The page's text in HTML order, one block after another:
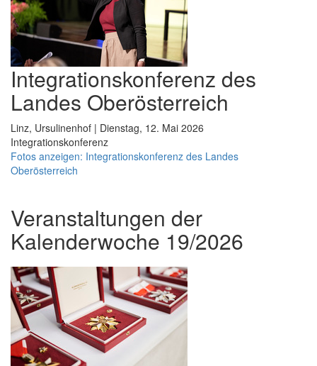
Integrationskonferenz des
Landes Oberösterreich
Linz, Ursulinenhof | Dienstag, 12. Mai 2026
Integrationskonferenz
Fotos anzeigen: Integrationskonferenz des Landes
Oberösterreich
Veranstaltungen der
Kalenderwoche 19/2026